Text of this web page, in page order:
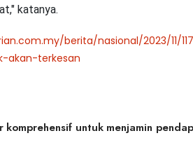
katanya.
berita/nasional/2023/11/
akan-terkesan
komprehensif untuk menjamin